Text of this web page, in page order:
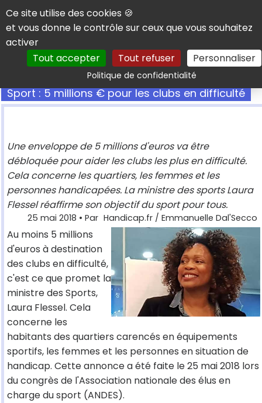
Panneau de gestion des cookies
Ce site utilise des cookies 🍪
et vous donne le contrôle sur ceux que vous souhaitez
activer
Tout accepter
Tout refuser Personnaliser
Politique de confidentialitéRechercher
Sport : 5 millions € pour les clubs en difficulté
Une enveloppe de 5 millions d'euros va être
débloquée pour aider les clubs les plus en difficulté.
Cela concerne les quartiers, les femmes et les
personnes handicapées. La ministre des sports Laura
Flessel réaffirme son objectif du sport pour tous.
25 mai 2018 • Par Handicap.fr / Emmanuelle Dal'Secco
Au moins 5 millions
d'euros à destination
des clubs en difficulté,
c'est ce que promet la
ministre des Sports,
Laura Flessel. Cela
concerne les
habitants des quartiers carencés en équipements
sportifs, les femmes et les personnes en situation de
handicap. Cette annonce a été faite le 25 mai 2018 lors
du congrès de l'Association nationale des élus en
charge du sport (ANDES).